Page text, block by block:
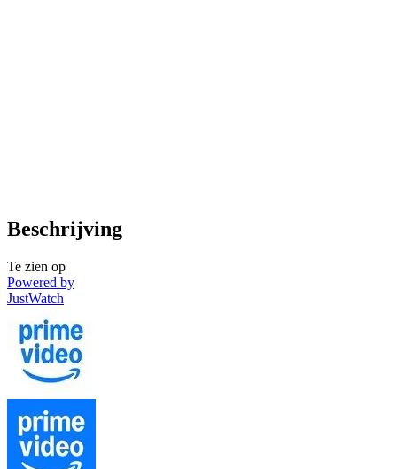
Beschrijving
Te zien op
Powered by
JustWatch